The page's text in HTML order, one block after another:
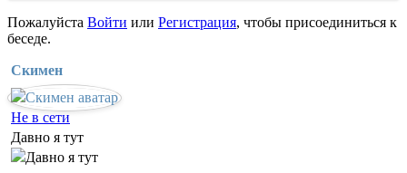
Пожалуйста Войти или Регистрация, чтобы присоединиться к
беседе.
Скимен
Не в сети
Давно я тут